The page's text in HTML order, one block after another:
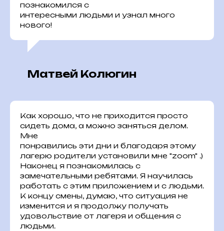
познакомился с
интересными людьми и узнал много
нового!
Матвей Колюгин
Как хорошо, что не приходится просто
сидеть дома, а можно заняться делом.
Мне
понравились эти дни и благодаря этому
лагерю родители установили мне "zoom" .)
Наконец я познакомилась с
замечательными ребятами. Я научилась
работать с этим приложением и с людьми.
К концу смены, думаю, что ситуация не
изменится и я продолжу получать
удовольствие от лагеря и общения с
людьми.